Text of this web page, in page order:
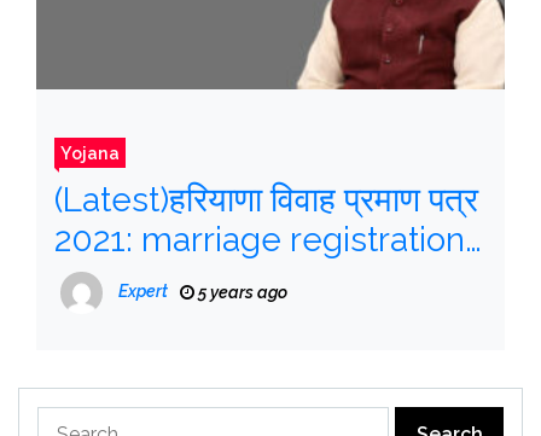
Yojana
(Latest)हरियाणा विवाह प्रमाण पत्र
2021: marriage registration
Haryana pdf, Download
Marriage Certificate
Expert 5 years ago